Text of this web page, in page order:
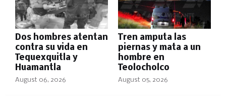
Dos hombres atentan
contra su vida en
Tequexquitla y
Huamantla
August 06, 2026
Tren amputa las
piernas y mata a un
hombre en
Teolocholco
August 05, 2026